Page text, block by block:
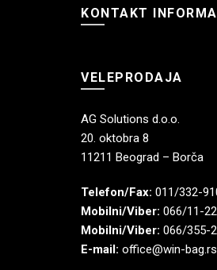
KONTAKT
VELEPRODAJA
AG Solutions d.o.o.
20. oktobra 8
11211 Beograd – Borča
Telefon/Fax: 011/332-
Mobilni/Viber: 066/11-
Mobilni/Viber: 066/355-
E-mail: office@win-bag.rs